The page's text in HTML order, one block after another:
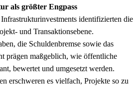
als größter Engpass
identifizierten die
und Transaktionsebene.
die Schuldenbremse sowie das
prägen maßgeblich, wie öffentliche
bewertet und umgesetzt werden.
erschweren es vielfach, Projekte so zu